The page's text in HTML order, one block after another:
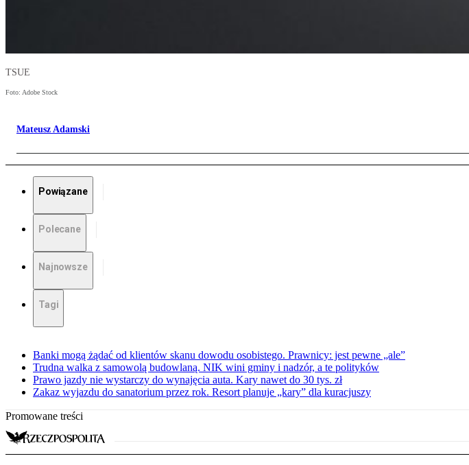
TSUE
Foto: Adobe Stock
Mateusz Adamski
Powiązane
Polecane
Najnowsze
Tagi
Banki mogą żądać od klientów skanu dowodu osobistego. Prawnicy: jest pewne „ale”
Trudna walka z samowolą budowlaną. NIK wini gminy i nadzór, a te polityków
Prawo jazdy nie wystarczy do wynajęcia auta. Kary nawet do 30 tys. zł
Zakaz wyjazdu do sanatorium przez rok. Resort planuje „kary” dla kuracjuszy
Promowane treści